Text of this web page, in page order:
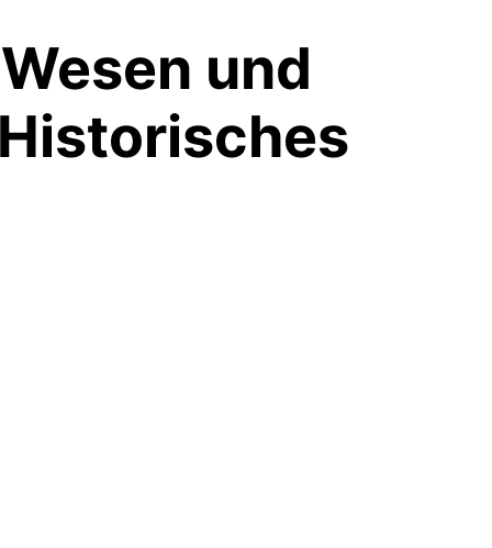
und